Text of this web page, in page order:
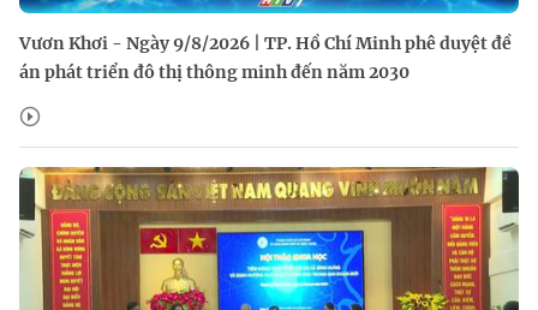
Vươn Khơi - Ngày 9/8/2026 | TP. Hồ Chí Minh phê duyệt đề
án phát triển đô thị thông minh đến năm 2030